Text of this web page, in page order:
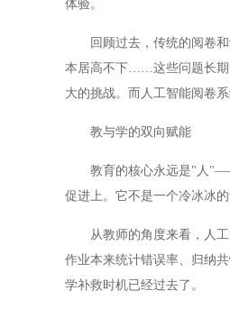
体验。
回顾过去，传统的阅卷和
本居高不下……这些问题长期
大的挑战。而人工智能阅卷
教与学的双向赋能
教育的核心永远是"人"——
促进上。它不是一个冷冰冰
从教师的角度来看，人工
作业本来统计错误率、归纳
学补救时机已经过去了。